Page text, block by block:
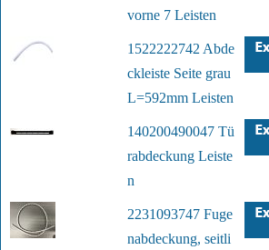
vorne 7 Leisten
1522222742 Abde
ckleiste Seite grau
L=592mm Leisten
140200490047 Tü
rabdeckung Leiste
n
2231093747 Fuge
nabdeckung, seitli